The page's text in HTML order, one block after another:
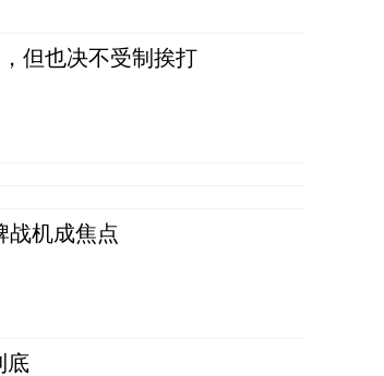
但也决不受制挨打
战机成焦点
底